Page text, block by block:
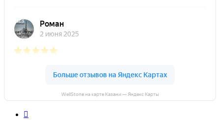
WellStone на карте Казани — Яндекс Карты